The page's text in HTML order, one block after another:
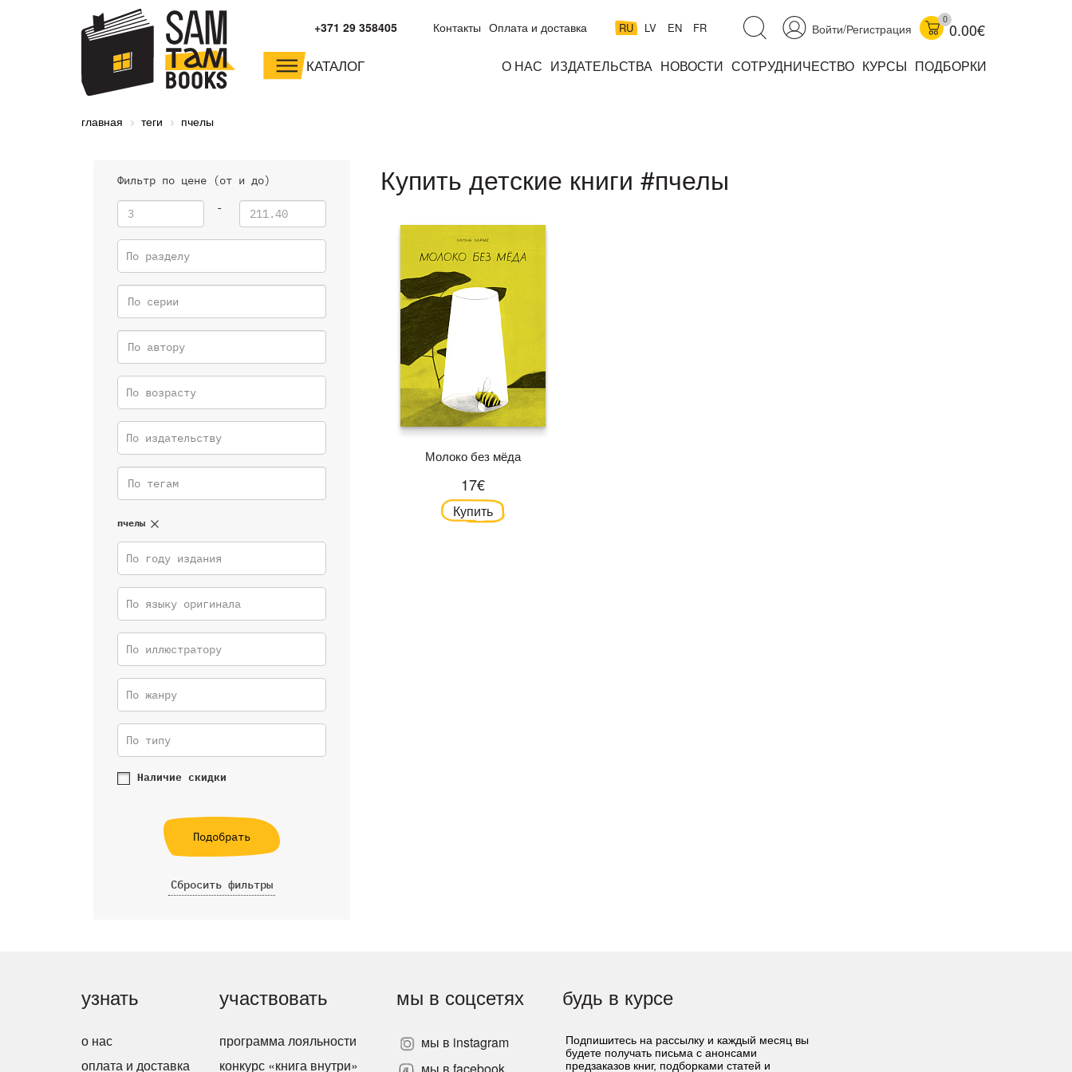
Войти/Регистрация
0
0.00€
RU LV EN FR
Контакты Оплата и доставка
+371 29 358405
КАТАЛОГ О НАС ИЗДАТЕЛЬСТВА НОВОСТИ СОТРУДНИЧЕСТВО КУРСЫ ПОДБОРКИ
малышам и
дошкольникам
главная теги пчелы
Фильтр по цене (от и до)
-
По разделу
По возрасту
По издательству
пчелы
По году издания
По языку оригинала
По иллюстратору
По жанру
По типу
Наличие скидки
Подобрать
Сбросить фильтры
Купить детские книги #пчелы
Молоко без мёда
17€
Купить
узнать
о нас
оплата и доставка
участвовать
программа лояльности
конкурс «книга внутри»
мы в соцсетях
мы в instagram
мы в facebook
будь в курсе
Подпишитесь на рассылку и каждый месяц вы
будете получать письма с анонсами
предзаказов книг, подборками статей и